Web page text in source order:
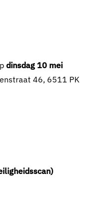
dinsdag 10 mei
46, 6511 PK